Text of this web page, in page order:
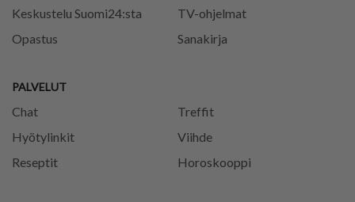
Keskustelu Suomi24:sta
Opastus
PALVELUT
Chat
Treffit
Hyötylinkit
Viihde
Reseptit
Horoskooppi
TV-ohjelmat
Sanakirja